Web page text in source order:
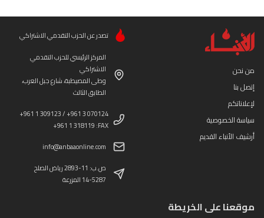
من نحن
إتصل بنا
لإعلاناتكم
سياسة الخصوصية
أرشيف الأنباء القديم
تصدر عن الحزب التقدمي الاشتراكي
المركز الرئيسي للحزب التقدمي
الاشتراكي
وطى المصيطبة، شارع جبل العرب،
الطابق الثالث
+961 1 309123 / +961 3 070124
+961 1 318119 :FAX
info@anbaaonline.com
ص.ب: 11-2893 رياض الصلح
14-5287 المزرعة
موقعنا على الخريطة